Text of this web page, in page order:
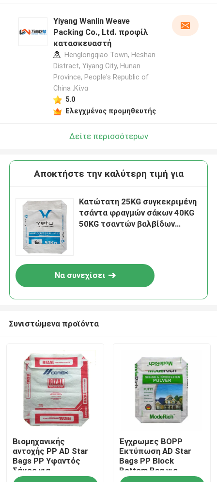
Σπίτι
Yiyang Wanlin Weave
Packing Co., Ltd. προφίλ
κατασκευαστή
Henglongqiao Town, Heshan
Distract, Yiyang City, Hunan
Province, People's Republic of
China ,Κίνα
5.0
Ελεγχμένος προμηθευτής
Δείτε περισσότερων
Αποκτήστε την καλύτερη τιμή για
Κατώτατη 25KG συγκεκριμένη
τσάντα φραγμών σάκων 40KG
50KG τσαντών βαλβίδων
Να συνεχίσει
Συνιστώμενα προϊόντα
Βιομηχανικής
αντοχής PP AD Star
Bags PP Υφαντός
Σάκος για
Έγχρωμες BOPP
Εκτύπωση AD Star
Bags PP Block
Bottom Bag για